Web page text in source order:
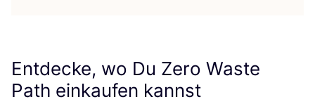
Entdecke, wo Du Zero Waste
Path einkaufen kannst